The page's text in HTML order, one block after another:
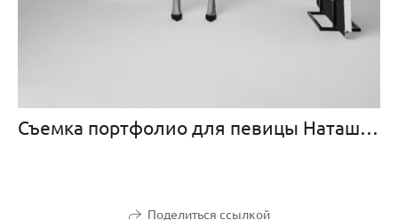
Съемка портфолио для певицы Наташи Ростовой
Поделиться ссылкой